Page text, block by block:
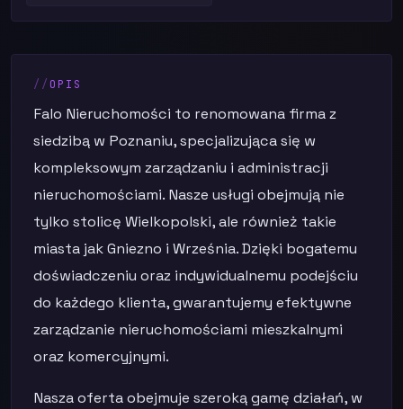
OPIS
Falo Nieruchomości to renomowana firma z
siedzibą w Poznaniu, specjalizująca się w
kompleksowym zarządzaniu i administracji
nieruchomościami. Nasze usługi obejmują nie
tylko stolicę Wielkopolski, ale również takie
miasta jak Gniezno i Września. Dzięki bogatemu
doświadczeniu oraz indywidualnemu podejściu
do każdego klienta, gwarantujemy efektywne
zarządzanie nieruchomościami mieszkalnymi
oraz komercyjnymi.
Nasza oferta obejmuje szeroką gamę działań, w